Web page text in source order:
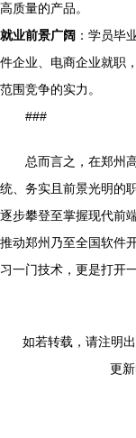
高质量的产品。
就业前景广阔 ：学员毕
件企业、电商企业就职
范围竞争的实力。
###
总而言之，在郑州
统、务实且前景光明的
逐步攀登至掌握现代前
推动郑州乃至全国软件
习一门技术，更是打开
如若转载，请注明
更